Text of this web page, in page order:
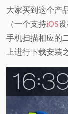
大家买到这个产
（一个支持iOS
手机扫描相应的
上进行下载安装